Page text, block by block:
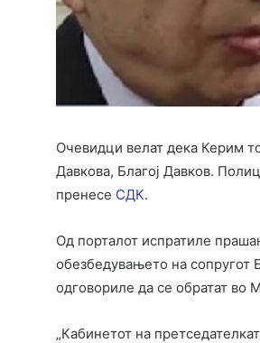
Очевидци велат дека Керим
Давкова, Благој Давков.
пренесе СДК.
Од порталот испратиле
обезбедувањето на сопругот
одговориле да се обратат во
„Кабинетот на